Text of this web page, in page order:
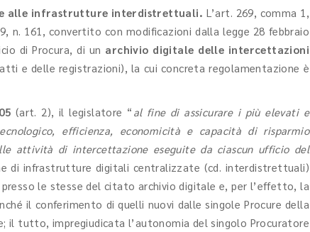
alle infrastrutture interdistrettuali. L’art. 269, comma 1,
n. 161, convertito con modificazioni dalla legge 28 febbraio
di Procura, di un archivio digitale delle intercettazioni
e delle registrazioni), la cui concreta regolamentazione è
(art. 2), il legislatore “ al fine di assicurare i più elevati e
efficienza, economicità e capacità di risparmio
attività di intercettazione eseguite da ciascun ufficio del
di infrastrutture digitali centralizzate (cd. interdistrettuali)
le stesse del citato archivio digitale e, per l’effetto, la
il conferimento di quelli nuovi dalle singole Procure della
tutto, impregiudicata l’autonomia del singolo Procuratore